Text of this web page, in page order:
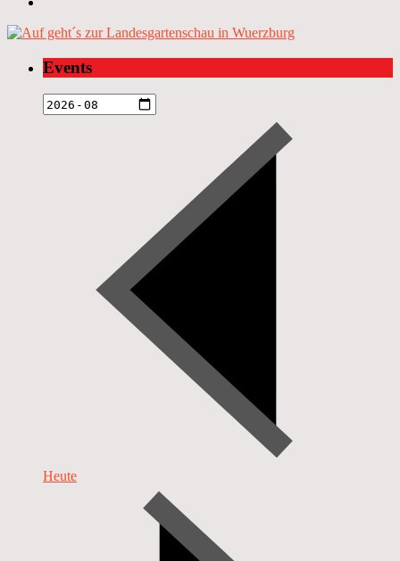
Events
Heute